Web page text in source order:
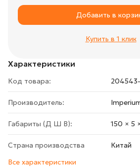
Характеристики
Код товара:
Производитель:
Габариты (Д Ш В): 150 × 5
Страна производства
Китай
Все характеристики
Добавить в
Купить в 1 клик